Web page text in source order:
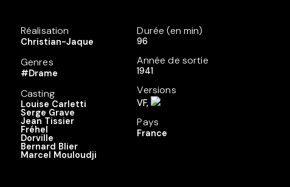
Réalisation
Christian-Jaque
Genres
#Drame
Casting
Louise Carletti
Serge Grave
Jean Tissier
Fréhel
Dorville
Bernard Blier
Marcel Mouloudji
Durée (en min)
96
Année de sortie
1941
Versions
VF,
Pays
France